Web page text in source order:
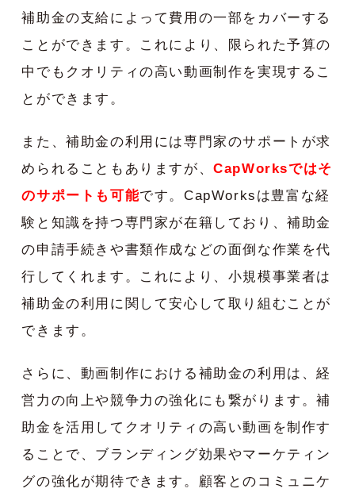
補助金の支給によって費用の一部をカバーする
ことができます。これにより、限られた予算の
中でもクオリティの高い動画制作を実現するこ
とができます。
また、補助金の利用には専門家のサポートが求
められることもありますが、CapWorksではそ
のサポートも可能です。CapWorksは豊富な経
験と知識を持つ専門家が在籍しており、補助金
の申請手続きや書類作成などの面倒な作業を代
行してくれます。これにより、小規模事業者は
補助金の利用に関して安心して取り組むことが
できます。
さらに、動画制作における補助金の利用は、経
営力の向上や競争力の強化にも繋がります。補
助金を活用してクオリティの高い動画を制作す
ることで、ブランディング効果やマーケティン
グの強化が期待できます。顧客とのコミュニケ